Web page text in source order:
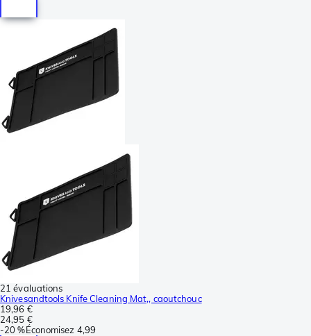
21 évaluations
Knivesandtools Knife Cleaning Mat,, caoutchouc
19,96 €
24,95 €
-20 %Économisez 4,99